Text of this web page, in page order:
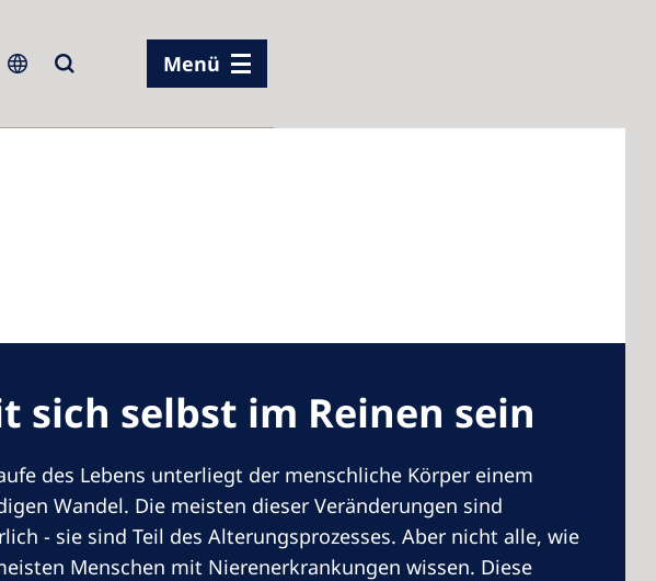
Menü
sich selbst im Reinen sein
des Lebens unterliegt der menschliche Körper einem
Wandel. Die meisten dieser Veränderungen sind
- sie sind Teil des Alterungsprozesses. Aber nicht alle, wie
Menschen mit Nierenerkrankungen wissen. Diese